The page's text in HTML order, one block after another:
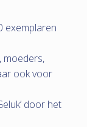
exemplaren
moeders,
ook voor
door het